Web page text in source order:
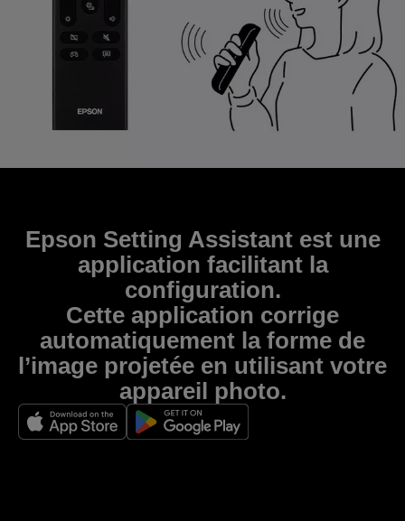
Epson Setting Assistant est une
application facilitant la
configuration.
Cette application corrige
automatiquement la forme de
l’image projetée en utilisant votre
appareil photo.